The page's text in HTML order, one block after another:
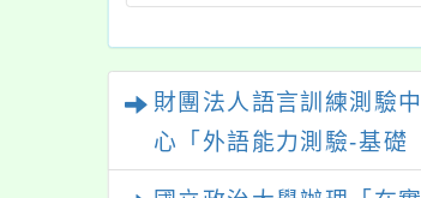
財團法人語言訓練測驗中
心「外語能力測驗-基礎